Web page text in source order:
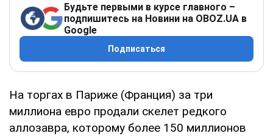
Будьте первыми в курсе главного –
подпишитесь на Новини на OBOZ.UA в
Google
Подписаться
На торгах в Париже (Франция) за три
миллиона евро продали скелет редкого
аллозавра, которому более 150 миллионов